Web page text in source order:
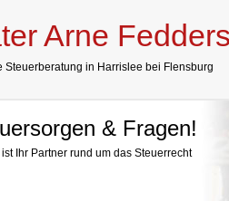
Arne
Steuerberatung in Harrislee bei Flensburg
& Fragen!
Ihr Partner rund um das Steuerrecht